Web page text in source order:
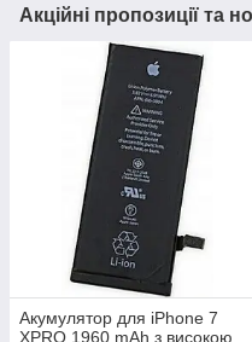
Акційні пропозиції та
Акумулятор для iPhone 7
XPRO 1960 mAh з високою